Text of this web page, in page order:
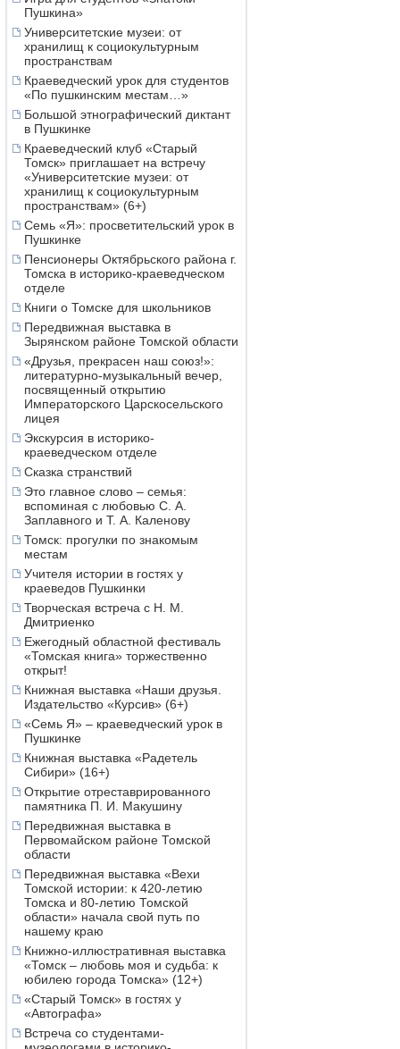
Пушкина»
Университетские музеи: от
хранилищ к социокультурным
пространствам
Краеведческий урок для студентов
«По пушкинским местам…»
Большой этнографический диктант
в Пушкинке
Краеведческий клуб «Старый
Томск» приглашает на встречу
«Университетские музеи: от
хранилищ к социокультурным
пространствам» (6+)
Семь «Я»: просветительский урок в
Пушкинке
Пенсионеры Октябрьского района г.
Томска в историко-краеведческом
отделе
Книги о Томске для школьников
Передвижная выставка в
Зырянском районе Томской области
«Друзья, прекрасен наш союз!»:
литературно-музыкальный вечер,
посвященный открытию
Императорского Царскосельского
лицея
Экскурсия в историко-
краеведческом отделе
Сказка странствий
Это главное слово – семья:
вспоминая с любовью С. А.
Заплавного и Т. А. Каленову
Томск: прогулки по знакомым
местам
Учителя истории в гостях у
краеведов Пушкинки
Творческая встреча с Н. М.
Дмитриенко
Ежегодный областной фестиваль
«Томская книга» торжественно
открыт!
Книжная выставка «Наши друзья.
Издательство «Курсив» (6+)
«Семь Я» – краеведческий урок в
Пушкинке
Книжная выставка «Радетель
Сибири» (16+)
Открытие отреставрированного
памятника П. И. Макушину
Передвижная выставка в
Первомайском районе Томской
области
Передвижная выставка «Вехи
Томской истории: к 420-летию
Томска и 80-летию Томской
области» начала свой путь по
нашему краю
Книжно-иллюстративная выставка
«Томск – любовь моя и судьба: к
юбилею города Томска» (12+)
«Старый Томск» в гостях у
«Автографа»
Встреча со студентами-